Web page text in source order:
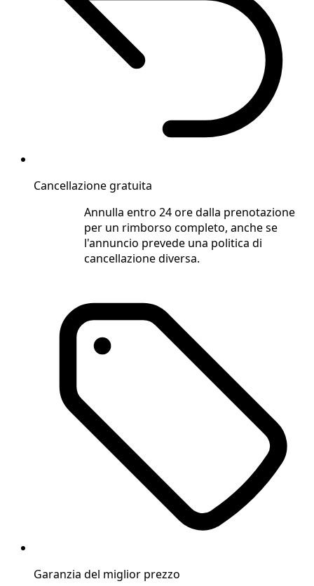
Cancellazione gratuita
Annulla entro 24 ore dalla prenotazione
per un rimborso completo, anche se
l'annuncio prevede una politica di
cancellazione diversa.
Garanzia del miglior prezzo